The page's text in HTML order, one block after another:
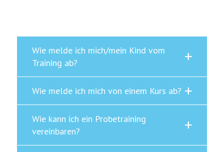
Wie melde ich mich/mein Kind vom
Training ab?
Wie melde ich mich von einem Kurs ab?
Wie kann ich ein Probetraining
vereinbaren?